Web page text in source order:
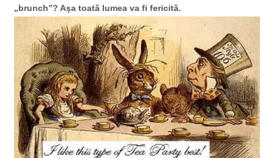
„brunch”? Aşa toată lumea va fi fericită.